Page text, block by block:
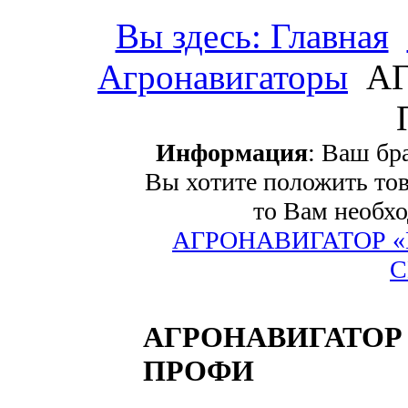
Вы здесь: Главная
Агронавигаторы
Информация: Ваш
Вы хотите положить
то Вам
АГРОНАВИГАТОР
АГРОНАВИГАТОР
ПРОФИ